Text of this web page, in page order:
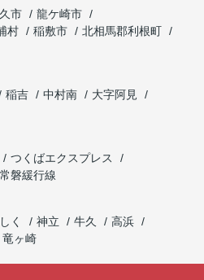
市
龍ケ崎市
村 稲敷市
北相馬郡利根町
稲吉 中村南
大字阿見
つくばエクスプレス
常磐緩行線
く 神立 牛久
高浜
竜ヶ崎